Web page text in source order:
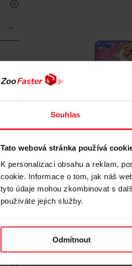
Souhlas
Tato webová stránka používá
K personalizaci obsahu a reklam,
cookie. Informace o tom, jak náš
tyto údaje mohou zkombinovat s
používáte jejich služby.
Odmítnout
INABA CAT Twin
mušlemi v bujónu
kočky – 2x40g
57 Kč
0
41